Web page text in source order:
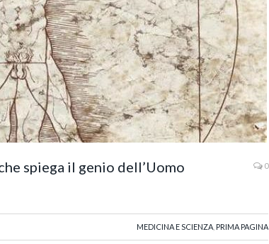
spiega il genio dell’Uomo
0
MEDICINA E SCIENZA PRIMA PAGINA